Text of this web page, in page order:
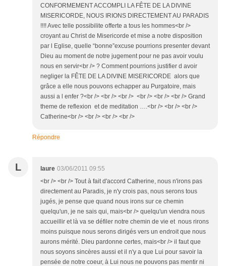
CONFORMEMENT ACCOMPLI LA FÊTE DE LA DIVINE
MISERICORDE, NOUS IRIONS DIRECTEMENT AU PARADIS
!!!! Avec telle possibilite offerte a tous les hommes<br />
croyant au Christ de Misericorde et mise a notre disposition
par l Eglise, quelle “bonne”excuse pourrions presenter devant
Dieu au moment de notre jugement pour ne pas avoir voulu
nous en servir<br /> ? Comment pourrions justifier d avoir
negliger la FÊTE DE LA DIVINE MISERICORDE alors que
grâce a elle nous pouvons echapper au Purgatoire, mais
aussi a l enfer ?<br /> <br /> <br /> <br /> <br /> <br /> Grand
theme de reflexion et de meditation ….<br /> <br /> <br />
Catherine<br /> <br /> <br /> <br />
Répondre
L laure 03/06/2011 09:55
<br /> <br /> Tout à fait d'accord Catherine, nous n'irons pas
directement au Paradis, je n'y crois pas, nous serons tous
jugés, je pense que quand nous irons sur ce chemin
quelqu'un, je ne sais qui, mais<br /> quelqu'un viendra nous
accueillir et là va se défiler notre chemin de vie et nous rirons
moins puisque nous serons dirigés vers un endroit que nous
aurons mérité. Dieu pardonne certes, mais<br /> il faut que
nous soyons sincères aussi et il n'y a que Lui pour savoir la
pensée de notre coeur, à Lui nous ne pouvons pas mentir ni